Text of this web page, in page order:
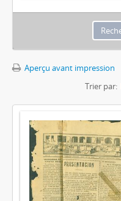
Aperçu avant impression
Trier par: